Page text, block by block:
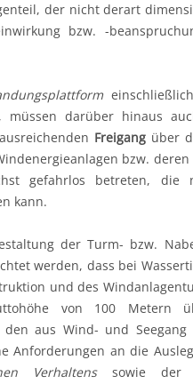
der nicht derart
bzw. -
darüber hinaus
Freigang über
bzw.
gefahrlos betreten,
kann.
der Turm- bzw.
werden, dass bei
und des
von 100 Metern
aus Wind- und
Anforderungen an die
Verhaltenssowie der